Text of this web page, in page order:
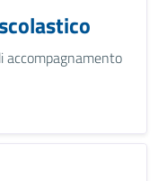
accompagnamento